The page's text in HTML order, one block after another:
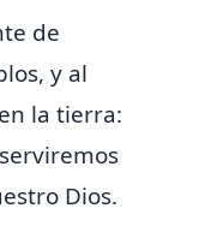
de
y al
la tierra:
Dios.